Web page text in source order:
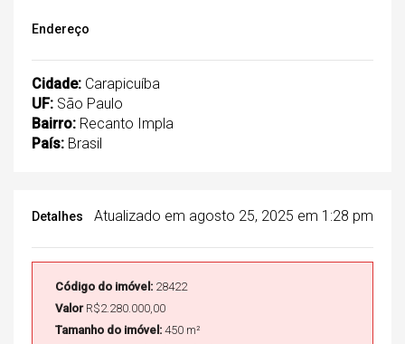
Endereço
Cidade: Carapicuíba
UF: São Paulo
Bairro: Recanto Impla
País: Brasil
Detalhes Atualizado em agosto 25, 2025 em 1:28 pm
Código do imóvel: 28422
Valor R$2.280.000,00
Tamanho do imóvel: 450 m²